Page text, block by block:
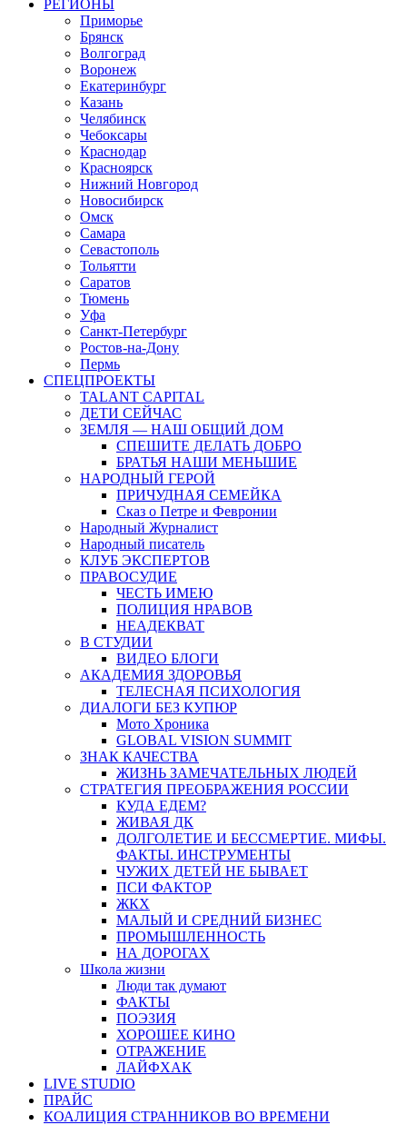
РЕГИОНЫ
Приморье
Брянск
Волгоград
Воронеж
Екатеринбург
Казань
Челябинск
Чебоксары
Краснодар
Красноярск
Нижний Новгород
Новосибирск
Омск
Самара
Севастополь
Тольятти
Саратов
Тюмень
Уфа
Санкт-Петербург
Ростов-на-Дону
Пермь
СПЕЦПРОЕКТЫ
TALANT CAPITAL
ДЕТИ СЕЙЧАС
ЗЕМЛЯ — НАШ ОБЩИЙ ДОМ
СПЕШИТЕ ДЕЛАТЬ ДОБРО
БРАТЬЯ НАШИ МЕНЬШИЕ
НАРОДНЫЙ ГЕРОЙ
ПРИЧУДНАЯ СЕМЕЙКА
Сказ о Петре и Февронии
Народный Журналист
Народный писатель
КЛУБ ЭКСПЕРТОВ
ПРАВОСУДИЕ
ЧЕСТЬ ИМЕЮ
ПОЛИЦИЯ НРАВОВ
НЕАДЕКВАТ
В СТУДИИ
ВИДЕО БЛОГИ
АКАДЕМИЯ ЗДОРОВЬЯ
ТЕЛЕСНАЯ ПСИХОЛОГИЯ
ДИАЛОГИ БЕЗ КУПЮР
Мото Хроника
GLOBAL VISION SUMMIT
ЗНАК КАЧЕСТВА
ЖИЗНЬ ЗАМЕЧАТЕЛЬНЫХ ЛЮДЕЙ
СТРАТЕГИЯ ПРЕОБРАЖЕНИЯ РОССИИ
КУДА ЕДЕМ?
ЖИВАЯ ДК
ДОЛГОЛЕТИЕ И БЕССМЕРТИЕ. МИФЫ.
ФАКТЫ. ИНСТРУМЕНТЫ
ЧУЖИХ ДЕТЕЙ НЕ БЫВАЕТ
ПСИ ФАКТОР
ЖКХ
МАЛЫЙ И СРЕДНИЙ БИЗНЕС
ПРОМЫШЛЕННОСТЬ
НА ДОРОГАХ
Школа жизни
Люди так думают
ФАКТЫ
ПОЭЗИЯ
ХОРОШЕЕ КИНО
ОТРАЖЕНИЕ
ЛАЙФХАК
LIVE STUDIO
ПРАЙС
КОАЛИЦИЯ СТРАННИКОВ ВО ВРЕМЕНИ